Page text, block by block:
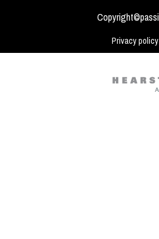
Video: Masya Allah,
Meskipun Cacat
Privacy policy